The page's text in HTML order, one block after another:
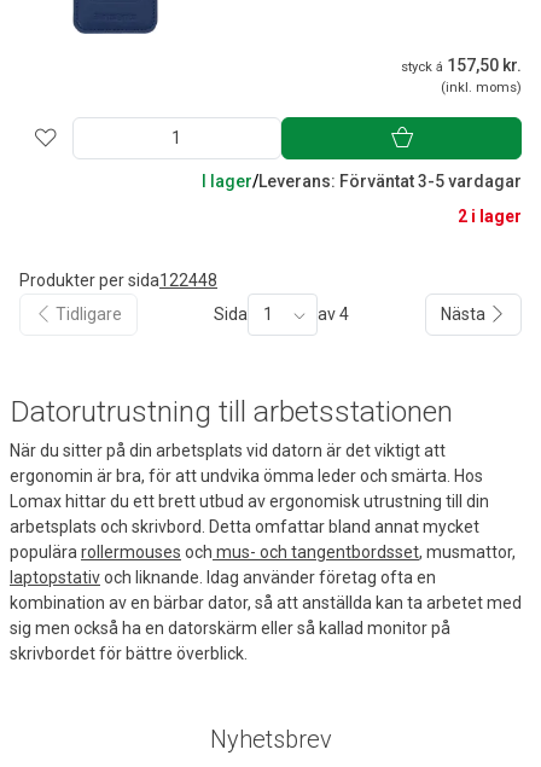
styck á 157,50 kr.
(inkl. moms)
I lager/Leverans: Förväntat 3-5 vardagar
2 i lager
Produkter per sida122448
Tidligare
Sida 1 av 4 Nästa
Datorutrustning till arbetsstationen
När du sitter på din arbetsplats vid datorn är det viktigt att
ergonomin är bra, för att undvika ömma leder och smärta. Hos
Lomax hittar du ett brett utbud av ergonomisk utrustning till din
arbetsplats och skrivbord. Detta omfattar bland annat mycket
populära rollermouses och mus- och tangentbordsset, musmattor,
laptopstativoch liknande. Idag använder företag ofta en
kombination av en bärbar dator, så att anställda kan ta arbetet med
sig men också ha en datorskärm eller så kallad monitor på
skrivbordet för bättre överblick.
Nyhetsbrev